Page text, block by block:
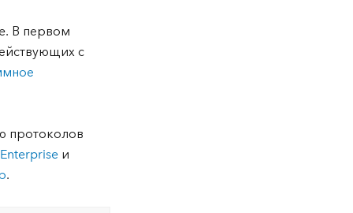
В первом
с
протоколов
и
.